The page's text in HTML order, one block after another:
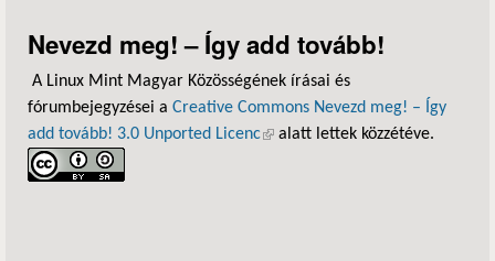
Nevezd meg! – Így add tovább!
A Linux Mint Magyar Közösségének írásai és
fórumbejegyzései a Creative Commons Nevezd meg! – Így
add tovább! 3.0 Unported Licenc(külső hivatkozás)
alatt lettek közzétéve.